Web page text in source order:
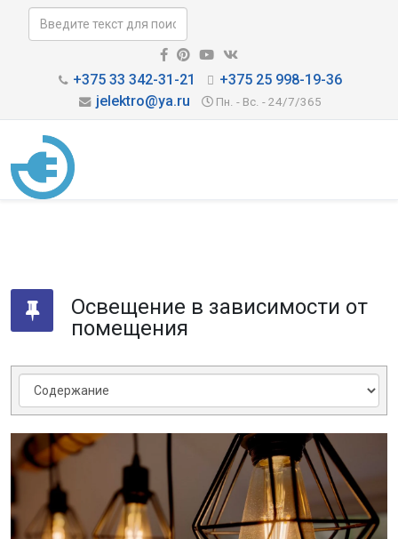
+375 33 342-31-21
+375 25 998-19-36
jelektro@ya.ru
Пн. - Вс. - 24/7/365
Освещение в зависимости от
помещения